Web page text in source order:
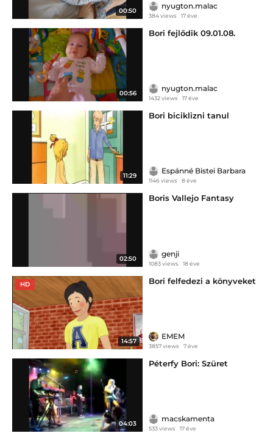
00:50
nyugton.malac
384 views 17 éve
00:56
Bori fejlődik 09.01.08.
nyugton.malac
1432 views 17 éve
11:29
Bori biciklizni tanul
Espánné Bistei Barbara
1146 views 8 éve
02:50
Boris Vallejo Fantasy
genji
1083 views 18 éve
HD
14:57
Bori felfedezi a könyveket
EMEM
3857 views 7 éve
04:03
Péterfy Bori: Szüret
macskamenta
533 views 17 éve